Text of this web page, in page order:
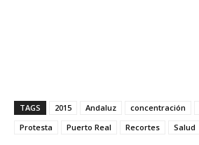
TAGS 2015 Andaluz concentración
Protesta
Puerto Real Recortes Salud